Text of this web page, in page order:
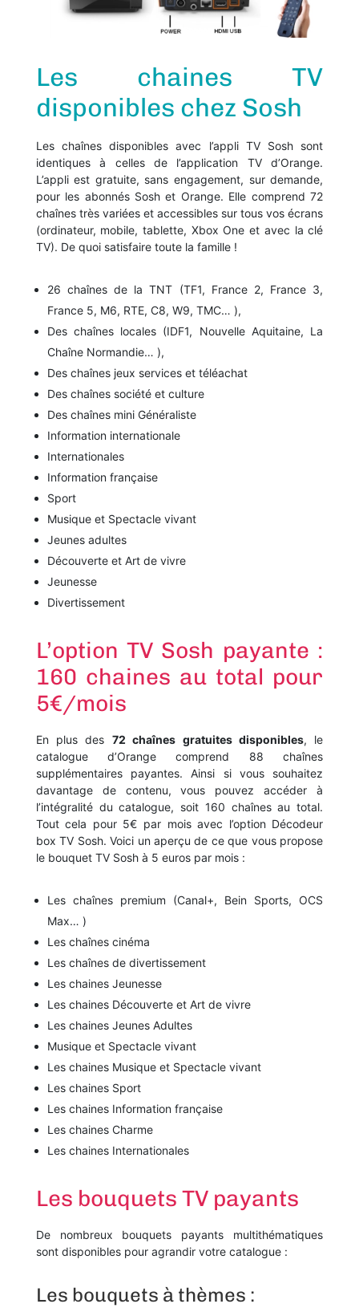
Les chaines TV
disponibles chez Sosh
Les chaînes disponibles avec l’appli TV Sosh sont
identiques à celles de l’application TV d’Orange.
L’appli est gratuite, sans engagement, sur demande,
pour les abonnés Sosh et Orange. Elle comprend 72
chaînes très variées et accessibles sur tous vos écrans
(ordinateur, mobile, tablette, Xbox One et avec la clé
TV). De quoi satisfaire toute la famille !
26 chaînes de la TNT (TF1, France 2, France 3,
France 5, M6, RTE, C8, W9, TMC… ),
Des chaînes locales (IDF1, Nouvelle Aquitaine, La
Chaîne Normandie… ),
Des chaînes jeux services et téléachat
Des chaînes société et culture
Des chaînes mini Généraliste
Information internationale
Internationales
Information française
Sport
Musique et Spectacle vivant
Jeunes adultes
Découverte et Art de vivre
Jeunesse
Divertissement
L’option TV Sosh payante :
160 chaines au total pour
5€/mois
En plus des 72 chaînes gratuites disponibles, le
catalogue d’Orange comprend 88 chaînes
supplémentaires payantes. Ainsi si vous souhaitez
davantage de contenu, vous pouvez accéder à
l’intégralité du catalogue, soit 160 chaînes au total.
Tout cela pour 5€ par mois avec l’option Décodeur
box TV Sosh. Voici un aperçu de ce que vous propose
le bouquet TV Sosh à 5 euros par mois :
Les chaînes premium (Canal+, Bein Sports, OCS
Max… )
Les chaînes cinéma
Les chaînes de divertissement
Les chaines Jeunesse
Les chaines Découverte et Art de vivre
Les chaines Jeunes Adultes
Musique et Spectacle vivant
Les chaines Musique et Spectacle vivant
Les chaines Sport
Les chaines Information française
Les chaines Charme
Les chaines Internationales
Les bouquets TV payants
De nombreux bouquets payants multithématiques
sont disponibles pour agrandir votre catalogue :
Les bouquets à thèmes :